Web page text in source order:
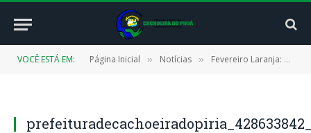
VOCÊ ESTÁ EM: Página Inicial » Notícias » Fevereiro Laranja: prefeitura realiza ações sobre prevenção da gravidez na adolescência